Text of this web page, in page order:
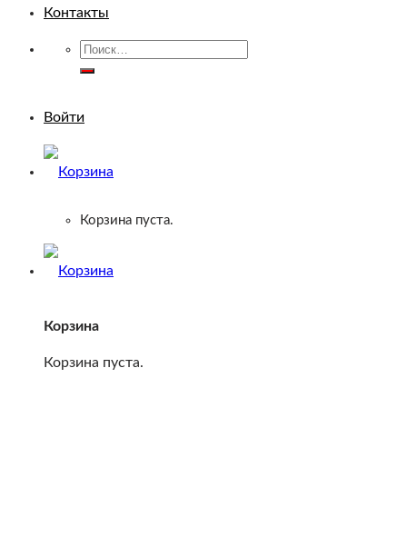
Контакты
Искать:
Войти
Корзина пуста.
Корзина
Корзина пуста.